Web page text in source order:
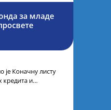
за младе
је Коначну листу
кредита и